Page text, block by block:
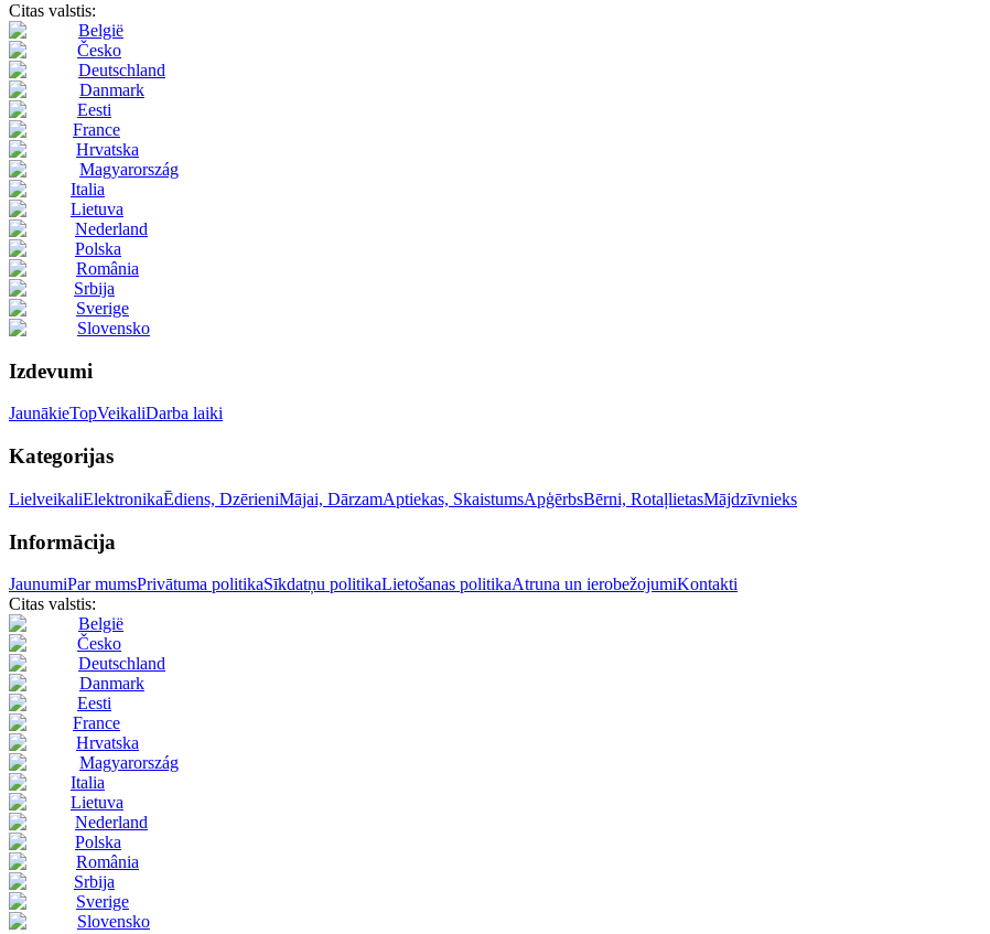
Citas valstis:
België
Česko
Deutschland
Danmark
Eesti
France
Hrvatska
Magyarország
Italia
Lietuva
Nederland
Polska
România
Srbija
Sverige
Slovensko
Izdevumi
JaunākieTopVeikaliDarba laiki
Kategorijas
LielveikaliElektronikaĒdiens, DzērieniMājai, DārzamAptiekas, SkaistumsApģērbsBērni, RotaļlietasMājdzīvnieks
Informācija
JaunumiPar mumsPrivātuma politikaSīkdatņu politikaLietošanas politikaAtruna un ierobežojumiKontakti
Citas valstis:
België
Česko
Deutschland
Danmark
Eesti
France
Hrvatska
Magyarország
Italia
Lietuva
Nederland
Polska
România
Srbija
Sverige
Slovensko